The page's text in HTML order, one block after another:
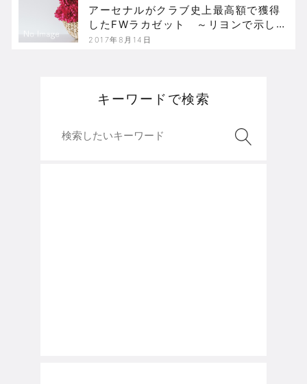
アーセナルがクラブ史上最高額で獲得
したFWラカゼット ～リヨンで示し
た“第2のアンリ”への道
2017年8月14日
キーワードで検索